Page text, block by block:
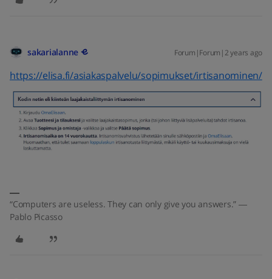
sakarialanne Forum|Forum|2 years ago
https://elisa.fi/asiakaspalvelu/sopimukset/irtisanominen/
“Computers are useless. They can only give you answers.” ―
Pablo Picasso